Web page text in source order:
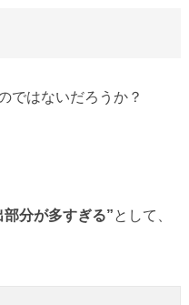
ではないだろうか？
部分が多すぎる”として、